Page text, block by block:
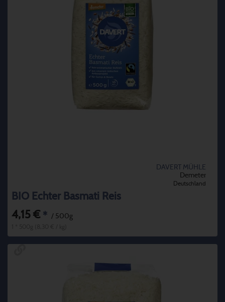
DAVERT MÜHLE
Demeter
Deutschland
BIO Echter Basmati Reis
4,15 € * / 500g